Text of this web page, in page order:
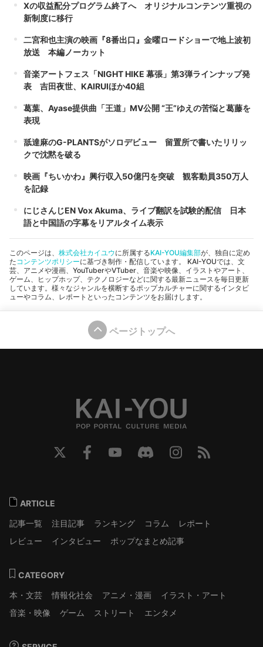
Xの収益配分プログラム終了へ オリジナルコンテンツ重視の
新制度に移行
二宮和也主演の映画『8番出口』金曜ロードショーで地上波初
放送 本編ノーカット
音楽アートフェス「NIGHT HIKE 幕張」第3弾ラインナップ発
表 吉田夜世、KAIRUIほか40組
葛葉、Ayase提供曲「王道」MV公開 “王”ゆえの苦悩と葛藤を
表現
舐達麻のG-PLANTSがソロデビュー 留置所で書いたリリッ
クで沈黙を破る
映画『ちいかわ』興行収入50億円を突破 観客動員350万人
を記録
にじさんじEN Vox Akuma、ライブ翻訳を試験的配信 日本
語と中国語の字幕をリアルタイム表示
このページは、 株式会社カイユウに所属するKAI-YOU編集部が、独自に定め
たコンテンツポリシーに基づき制作・配信しています。 KAI-YOUでは、文
芸、アニメや漫画、YouTuberやVTuber、音楽や映像、イラストやアート、
ゲーム、ヒップホップ、テクノロジーなどに関する最新ニュースを毎日更新
しています。様々なジャンルを横断するポップカルチャーに関するインタビ
ューやコラム、レポートといったコンテンツをお届けします。
ページトップへ
ARTICLE
記事一覧
注目記事 ランキング コラム
レポート
レビュー
インタビュー ポップなまとめ記事
CATEGORY
本・文芸
情報化社会 アニメ・漫画
イラスト・アート
音楽・映像
ゲーム ストリート エンタメ